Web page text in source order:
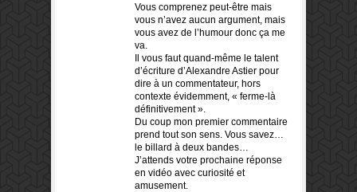
Vous comprenez peut-être mais
vous n’avez aucun argument, mais
vous avez de l’humour donc ça me
va.
Il vous faut quand-même le talent
d’écriture d’Alexandre Astier pour
dire à un commentateur, hors
contexte évidemment, « ferme-là
définitivement ».
Du coup mon premier commentaire
prend tout son sens. Vous savez…
le billard à deux bandes…
J’attends votre prochaine réponse
en vidéo avec curiosité et
amusement.